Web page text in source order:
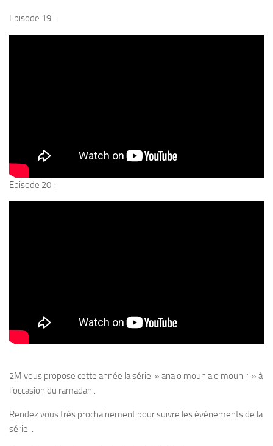
Episode 19 :
Episode 20 :
2M vous propose cette année la série » ana o mounia o mounir » à
l’occasion du ramadan .
Rendez vous très prochainement pour suivre les événements de la
série .